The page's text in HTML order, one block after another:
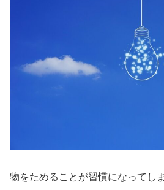
物をためることが習慣になってし